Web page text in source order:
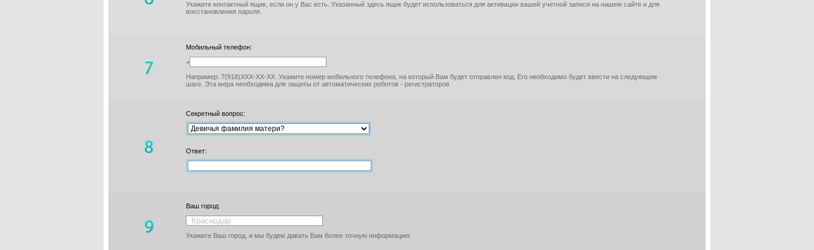
Укажите контактный ящик, если он у Вас есть. Указанный здесь ящик будет использоваться для активации вашей учетной записи на нашем сайте и для
восстановления пароля.
Мобильный телефон:
+
Например: 7(918)XXX-XX-XX. Укажите номер мобильного телефона, на который Вам будет отправлен код. Его необходимо будет ввести на следующем
шаге. Эта мера необходима для защиты от автоматических роботов - регистраторов
Секретный вопрос:
Ответ:
Ваш город:
Укажите Ваш город, и мы будем давать Вам более точную информацию.